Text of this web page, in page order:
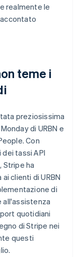
realmente le
teme i
preziosissima
di URBN e
Con
tassi API
ha
clienti di URBN
di
all'assistenza
quotidiani
di Stripe nei
questi